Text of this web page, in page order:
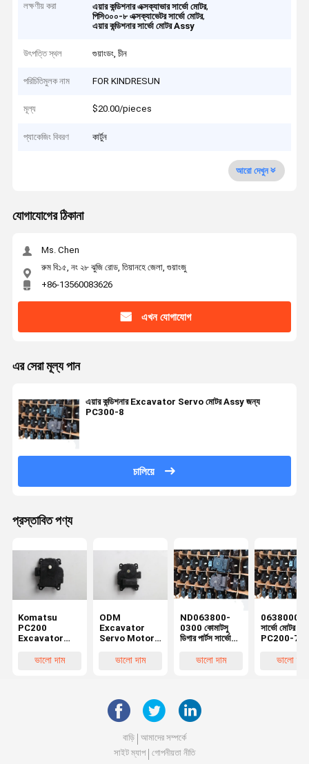
লক্ষণীয় করা এয়ার কন্ডিশনার এক্সক্যাভার সার্ভো মোটর,
পিসি৩০০-৮ এক্সক্যাভেটর সার্ভো মোটর,
এয়ার কন্ডিশনার সার্ভো মোটর Assy
উৎপত্তি স্থল গুয়াংডং, চীন
পরিচিতিমুলক নাম FOR KINDRESUN
মূল্য $20.00/pieces
প্যাকেজিং বিবরণ কার্টুন
আরো দেখুন
যোগাযোগের ঠিকানা
Ms. Chen
রুম বি১৫, নং ২৮ ঝুজি রোড, তিয়ানহে জেলা, গুয়াংজু
+86-13560083626
এখন যোগাযোগ
এর সেরা মূল্য পান
এয়ার কন্ডিশনার Excavator Servo মোটর Assy জন্য
PC300-8
চালিয়ে
প্রস্তাবিত পণ্য
Komatsu
PC200
Excavator
0636004580
ভালো দাম
ODM
Excavator
Servo Motor
For ZX200-5G
ভালো দাম
ND063800-
0300 কোমাটসু
ডিগার পার্টস সার্ভো
PC200-8MO
ভালো দাম
সার্ভো মোটর
PC200-7
Excavator
ভালো দাম
বাড়ি
আমাদের সম্পর্কে
সাইট ম্যাপ
গোপনীয়তা নীতি